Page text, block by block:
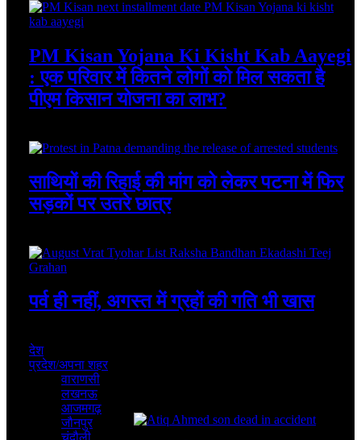
PM Kisan Yojana Ki Kisht Kab Aayegi
: एक परिवार में कितने लोगों को मिल सकता है
पीएम किसान योजना का लाभ?
साथियों की रिहाई की मांग को लेकर पटना में फिर
सड़कों पर उतरे छात्र
पर्व ही नहीं, अगस्त में ग्रहों की गति भी खास
देश
प्रदेश/अपना शहर
वाराणसी
लखनऊ
आजमगढ़
जौनपुर
चंदौली